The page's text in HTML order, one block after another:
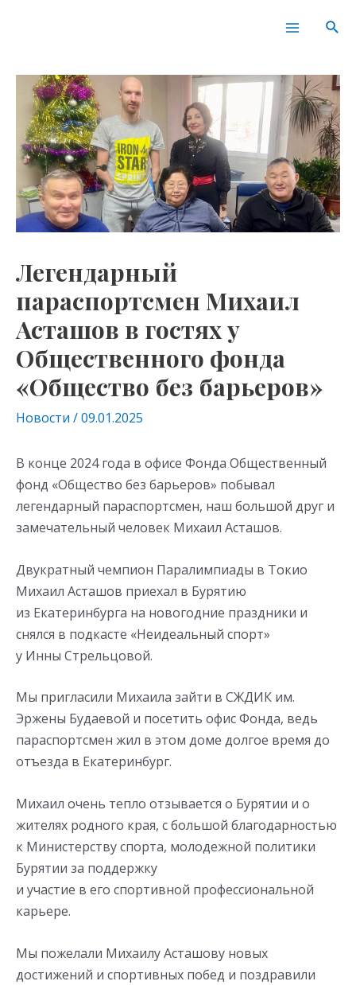
Main
Легендарный
параспортсмен Михаил
Асташов в гостях у
Общественного фонда
«Общество без барьеров»
Новости /09.01.2025
В конце 2024 года в офисе Фонда Общественный
фонд «Общество без барьеров» побывал
легендарный параспортсмен, наш большой друг и
замечательный человек Михаил Асташов.
Двукратный чемпион Паралимпиады в Токио
Михаил Асташов приехал в Бурятию
из Екатеринбурга на новогодние праздники и
снялся в подкасте «Неидеальный спорт»
у Инны Стрельцовой.
Мы пригласили Михаила зайти в СЖДИК им.
Эржены Будаевой и посетить офис Фонда, ведь
параспортсмен жил в этом доме долгое время до
отъезда в Екатеринбург.
Михаил очень тепло отзывается о Бурятии и о
жителях родного края, с большой благодарностью
к Министерству спорта, молодежной политики
Бурятии за поддержку
и участие в его спортивной профессиональной
карьере.
Мы пожелали Михаилу Асташову новых
достижений и спортивных побед и поздравили